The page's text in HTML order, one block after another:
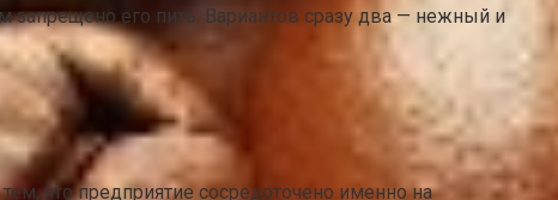
запрещено его пить. Вариантов сразу два — нежный и
что предприятие сосредоточено именно на